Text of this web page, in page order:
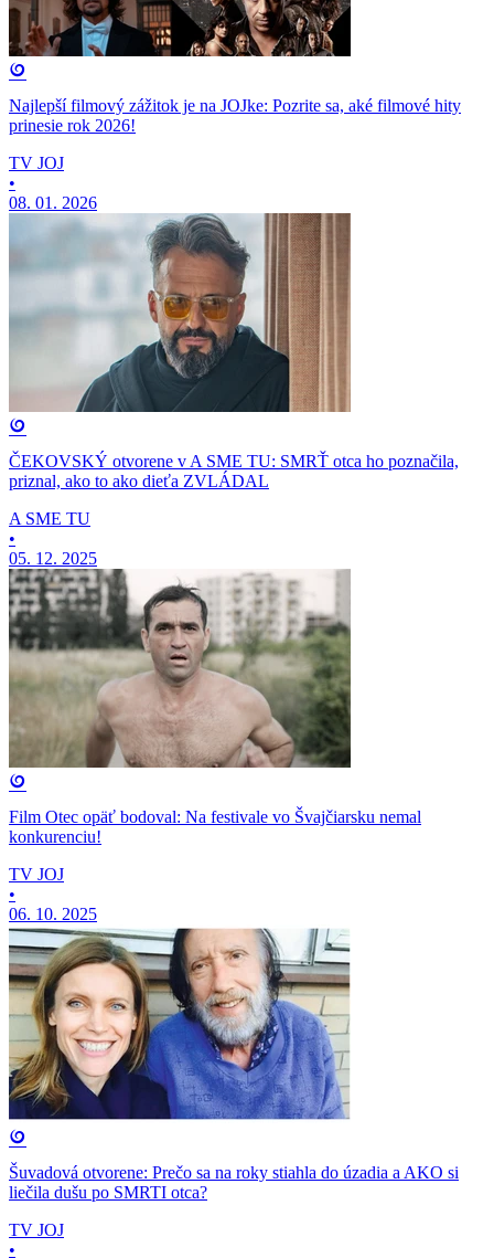
Najlepší filmový zážitok je na JOJke: Pozrite sa, aké filmové hity
prinesie rok 2026!
TV JOJ
•
08. 01. 2026
ČEKOVSKÝ otvorene v A SME TU: SMRŤ otca ho poznačila,
priznal, ako to ako dieťa ZVLÁDAL
A SME TU
•
05. 12. 2025
Film Otec opäť bodoval: Na festivale vo Švajčiarsku nemal
konkurenciu!
TV JOJ
•
06. 10. 2025
Šuvadová otvorene: Prečo sa na roky stiahla do úzadia a AKO si
liečila dušu po SMRTI otca?
TV JOJ
•